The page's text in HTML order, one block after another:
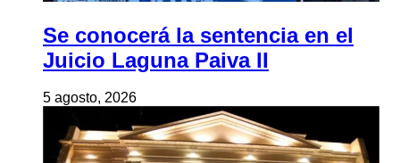
Se conocerá la sentencia en el
Juicio Laguna Paiva II
5 agosto, 2026